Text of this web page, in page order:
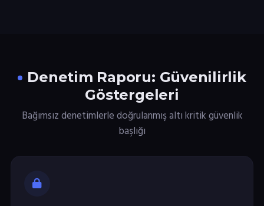
Denetim Raporu: Güvenilirlik
Göstergeleri
Bağımsız denetimlerle doğrulanmış altı kritik güvenlik
başlığı